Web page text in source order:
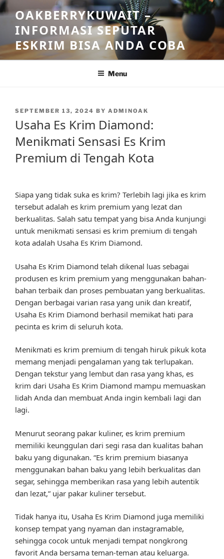
Skip
to
content
OAKBERRYKUWAIT –
INFORMASI SEPUTAR
ESKRIM BISA ANDA COBA
Menu
POSTED
SEPTEMBER 13, 2024 BY ADMINOAK
Usaha Es Krim Diamond:
Menikmati Sensasi Es Krim
Premium di Tengah Kota
Siapa yang tidak suka es krim? Terlebih lagi jika es krim
tersebut adalah es krim premium yang lezat dan
berkualitas. Salah satu tempat yang bisa Anda kunjungi
untuk menikmati sensasi es krim premium di tengah
kota adalah Usaha Es Krim Diamond.
Usaha Es Krim Diamond telah dikenal luas sebagai
produsen es krim premium yang menggunakan bahan-
bahan terbaik dan proses pembuatan yang berkualitas.
Dengan berbagai varian rasa yang unik dan kreatif,
Usaha Es Krim Diamond berhasil memikat hati para
pecinta es krim di seluruh kota.
Menikmati es krim premium di tengah hiruk pikuk kota
memang menjadi pengalaman yang tak terlupakan.
Dengan tekstur yang lembut dan rasa yang khas, es
krim dari Usaha Es Krim Diamond mampu memuaskan
lidah Anda dan membuat Anda ingin kembali lagi dan
lagi.
Menurut seorang pakar kuliner, es krim premium
memiliki keunggulan dari segi rasa dan kualitas bahan
baku yang digunakan. “Es krim premium biasanya
menggunakan bahan baku yang lebih berkualitas dan
segar, sehingga memberikan rasa yang lebih autentik
dan lezat,” ujar pakar kuliner tersebut.
Tidak hanya itu, Usaha Es Krim Diamond juga memiliki
konsep tempat yang nyaman dan instagramable,
sehingga cocok untuk menjadi tempat nongkrong
favorit Anda bersama teman-teman atau keluarga.